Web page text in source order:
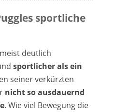
sportliche
deutlich
sportlicher als ein
seiner verkürzten
nicht so ausdauernd
. Wie viel Bewegung die